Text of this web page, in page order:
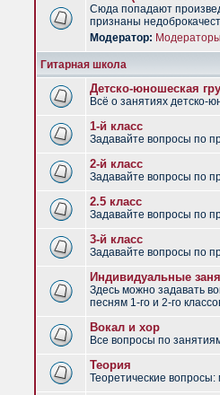
Сюда попадают
признаны
Модератор: Модераторы
Гитарная школа
Детско-юношеская
Всё о занятиях детско-
1-й класс
Задавайте вопросы по
2-й класс
Задавайте вопросы по
2.5 класс
Задавайте вопросы по
3-й класс
Задавайте вопросы по
Индивидуальные
Здесь можно задавать
песням 1-го и 2-го
Вокал и хор
Все вопросы по
Теория
Теоретические вопросы: